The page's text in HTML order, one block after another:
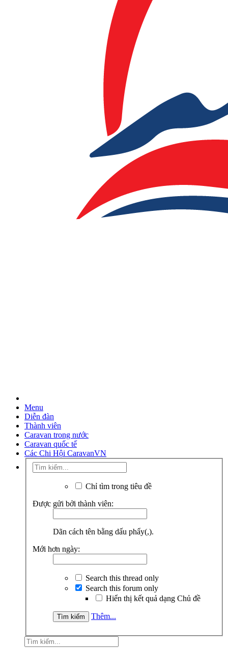
Menu
Diễn đàn
Thành viên
Caravan trong nước
Caravan quốc tế
Các Chi Hội CaravanVN
Chỉ tìm trong tiêu đề
Được gửi bởi thành viên:
Dãn cách tên bằng dấu phẩy(,).
Mới hơn ngày:
Search this thread only
Search this forum only
Hiển thị kết quả dạng Chủ đề
Thêm...